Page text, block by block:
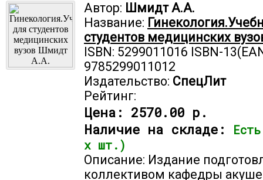
Автор: Шмидт А.А.
Название:
студентов медицинских
ISBN: 5299011016 ISBN-
9785299011012
Издательство: СпецЛит
Рейтинг:
Цена: 2570.00 р.
Наличие на складе:
х шт.)
Описание: Издание
коллективом кафедры